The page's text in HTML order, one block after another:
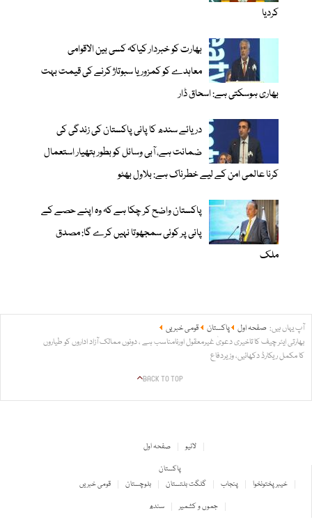
کردیا
بھارت کو خبردار کیاکہ کسی بین الاقوامی
معاہدے کو کمزور یا سبوتاژ کرنے کی قیمت بہت
بھاری ہوسکتی ہے: اسحاق ڈار
دریائے سندھ کا پانی پاکستان کی زندگی کی
ضمانت ہے، آبی وسائل کو بطور ہتھیار استعمال
کرنا عالمی امن کے لیے خطرناک ہے: بلاول بھٹو
پاکستان واضح کر چکا ہے کہ وہ اپنے حصے کے
پانی پر کوئی سمجھوتا نہیں کرے گا: مصدق
ملک
آپ یہاں ہیں: صفحہ اول پاکستان
قومی خبریں
بھارتی ایئر چیف کا تاخیری دعویٰ غیرمعقول اورنامناسب ہے ، دونوں ممالک آزاد اداروں کو طیاروں
کا مکمل ریکارڈ دکھائیں، وزیردفاع
BACK TO TOP
صفحہ اول
لائیو
پاکستان
قومی خبریں
بلوچستان گلگت بلتستان پنجاب
خیبر پختونخوا
سندھ
جموں و کشمیر